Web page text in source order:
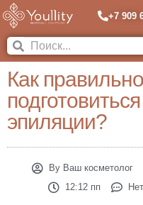
+7 909
Как правильно
эпиляции?
ByВаш косметолог
12:12 пп